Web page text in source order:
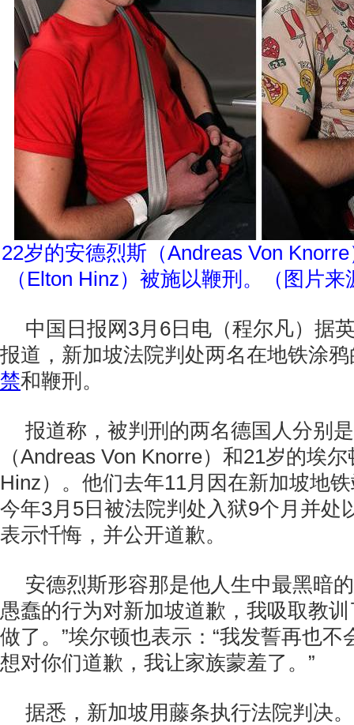
22岁的安德烈斯（Andreas Von
（Elton Hinz）被施以鞭刑。（图片
中国日报网3月6日电（程尔凡）据
报道，新加坡法院判处两名在地铁涂
禁和鞭刑。
报道称，被判刑的两名德国人分别
（Andreas Von Knorre）和21岁的埃
Hinz）。他们去年11月因在新加坡地
今年3月5日被法院判处入狱9个月并处
表示忏悔，并公开道歉。
安德烈斯形容那是他人生中最黑暗
愚蠢的行为对新加坡道歉，我吸取教
做了。”埃尔顿也表示：“我发誓再也不
想对你们道歉，我让家族蒙羞了。”
据悉，新加坡用藤条执行法院判决